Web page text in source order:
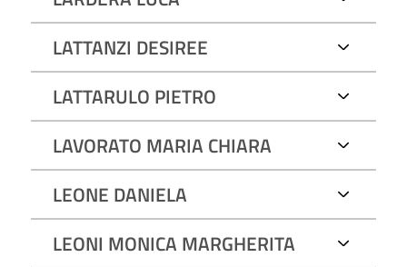
LUME ALESSANDRA
LUNARDELLI MARCO
LUPERINI MICHELANGELO
LURASCHI SIMONE
LUZZI ANDREA-PIERRE
LATTANZI DESIREE
LATTARULO PIETRO
LAVORATO MARIA CHIARA
LEONE DANIELA
LEONI MONICA MARGHERITA